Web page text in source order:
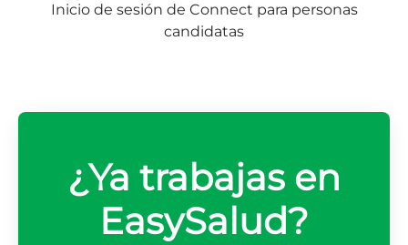
Inicio de sesión de Connect para personas
candidatas
¿Ya trabajas en
EasySalud?